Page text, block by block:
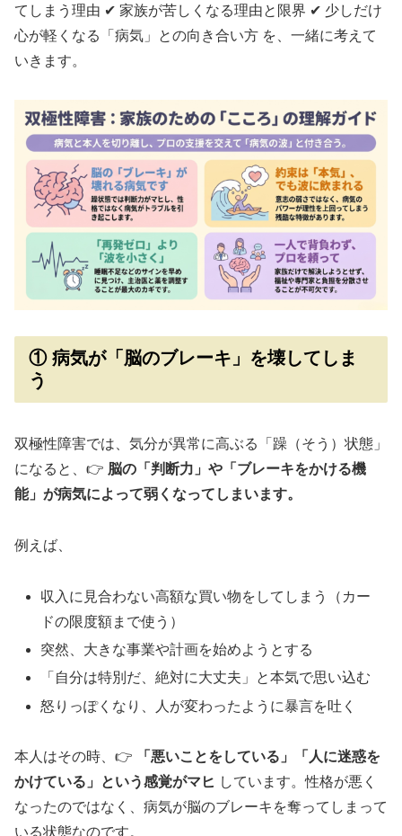
てしまう理由 ✔ 家族が苦しくなる理由と限界 ✔ 少しだけ
心が軽くなる「病気」との向き合い方 を、一緒に考えて
いきます。
① 病気が「脳のブレーキ」を壊してしま
う
双極性障害では、気分が異常に高ぶる「躁（そう）状態」
になると、👉 脳の「判断力」や「ブレーキをかける機
能」が病気によって弱くなってしまいます。
例えば、
収入に見合わない高額な買い物をしてしまう（カー
ドの限度額まで使う）
突然、大きな事業や計画を始めようとする
「自分は特別だ、絶対に大丈夫」と本気で思い込む
怒りっぽくなり、人が変わったように暴言を吐く
本人はその時、👉
「悪いことをしている」「人に迷惑を
かけている」という感覚がマヒ しています。性格が悪く
なったのではなく、病気が脳のブレーキを奪ってしまって
いる状態なのです。